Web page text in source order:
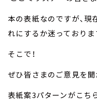
本の表紙なのですが、
れにするか迷っております
そこで！
ぜひ皆さまのご意見を聞
表紙案3パターンがこち